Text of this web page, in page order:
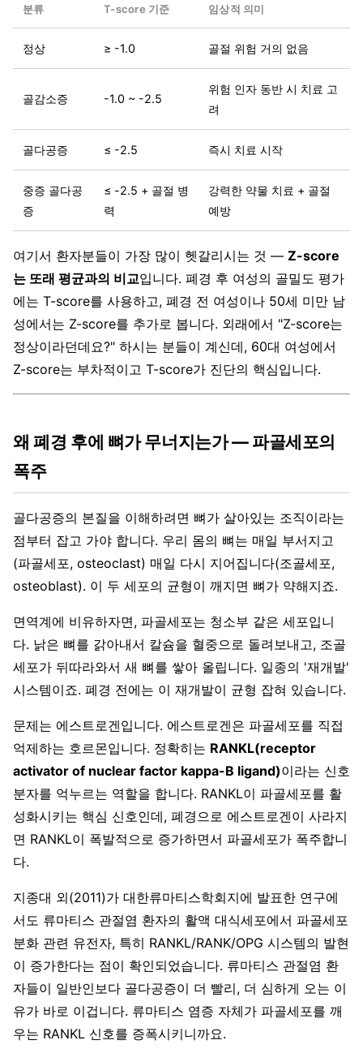
분류 T-score 기준 임상적 의미
정상 ≥ -1.0 골절 위험 거의 없음
골감소증 -1.0 ~ -2.5
위험 인자 동반 시 치료 고
려
골다공증 ≤ -2.5 즉시 치료 시작
중증 골다공
증
≤ -2.5 + 골절 병
력
강력한 약물 치료 + 골절
예방
여기서 환자분들이 가장 많이 헷갈리시는 것 — Z-score
는 또래 평균과의 비교입니다. 폐경 후 여성의 골밀도 평가
에는 T-score를 사용하고, 폐경 전 여성이나 50세 미만 남
성에서는 Z-score를 추가로 봅니다. 외래에서 "Z-score는
정상이라던데요?" 하시는 분들이 계신데, 60대 여성에서
Z-score는 부차적이고 T-score가 진단의 핵심입니다.
왜 폐경 후에 뼈가 무너지는가 — 파골세포의
폭주
골다공증의 본질을 이해하려면 뼈가 살아있는 조직이라는
점부터 잡고 가야 합니다. 우리 몸의 뼈는 매일 부서지고
(파골세포, osteoclast) 매일 다시 지어집니다(조골세포,
osteoblast). 이 두 세포의 균형이 깨지면 뼈가 약해지죠.
면역계에 비유하자면, 파골세포는 청소부 같은 세포입니
다. 낡은 뼈를 갉아내서 칼슘을 혈중으로 돌려보내고, 조골
세포가 뒤따라와서 새 뼈를 쌓아 올립니다. 일종의 '재개발'
시스템이죠. 폐경 전에는 이 재개발이 균형 잡혀 있습니다.
문제는 에스트로겐입니다. 에스트로겐은 파골세포를 직접
억제하는 호르몬입니다. 정확히는 RANKL(receptor
activator of nuclear factor kappa-B ligand)이라는 신호
분자를 억누르는 역할을 합니다. RANKL이 파골세포를 활
성화시키는 핵심 신호인데, 폐경으로 에스트로겐이 사라지
면 RANKL이 폭발적으로 증가하면서 파골세포가 폭주합니
다.
지종대 외(2011)가 대한류마티스학회지에 발표한 연구에
서도 류마티스 관절염 환자의 활액 대식세포에서 파골세포
분화 관련 유전자, 특히 RANKL/RANK/OPG 시스템의 발현
이 증가한다는 점이 확인되었습니다. 류마티스 관절염 환
자들이 일반인보다 골다공증이 더 빨리, 더 심하게 오는 이
유가 바로 이겁니다. 류마티스 염증 자체가 파골세포를 깨
우는 RANKL 신호를 증폭시키니까요.